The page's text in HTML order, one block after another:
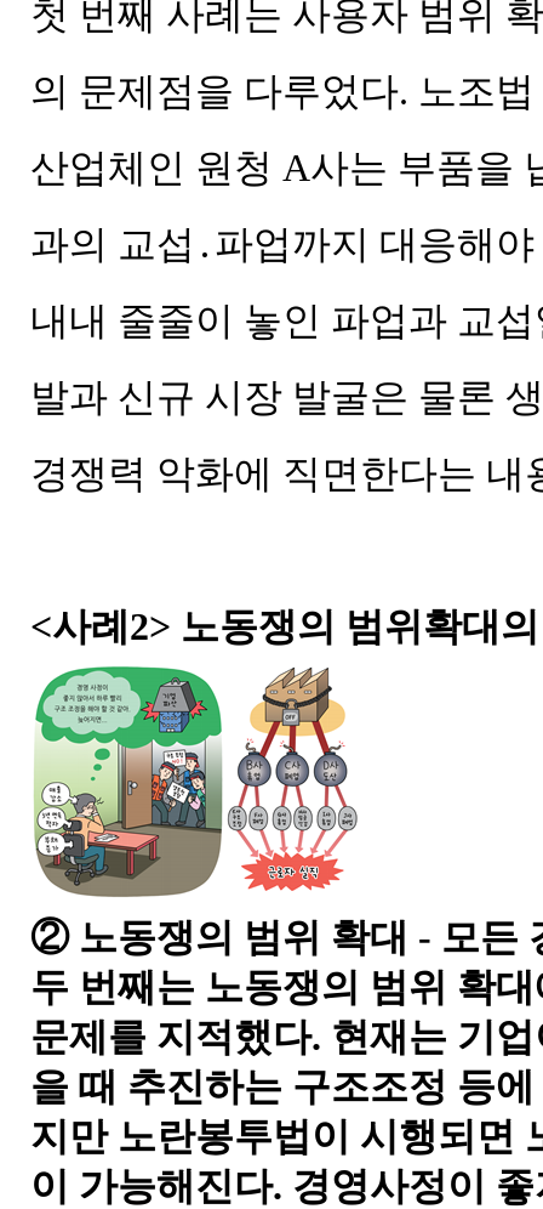
첫 번째 사례는 사용자 범위
의 문제점을 다루었다. 노조
산업체인 원청 A사는 부품을
과의 교섭․파업까지 대응해
내내 줄줄이 놓인 파업과 교
발과 신규 시장 발굴은 물론
경쟁력 악화에 직면한다는 내
<사례2> 노동쟁의 범위확대
② 노동쟁의 범위 확대 - 모든
두 번째는 노동쟁의 범위 확
문제를 지적했다. 현재는 기
을 때 추진하는 구조조정 등
지만 노란봉투법이 시행되면
이 가능해진다. 경영사정이